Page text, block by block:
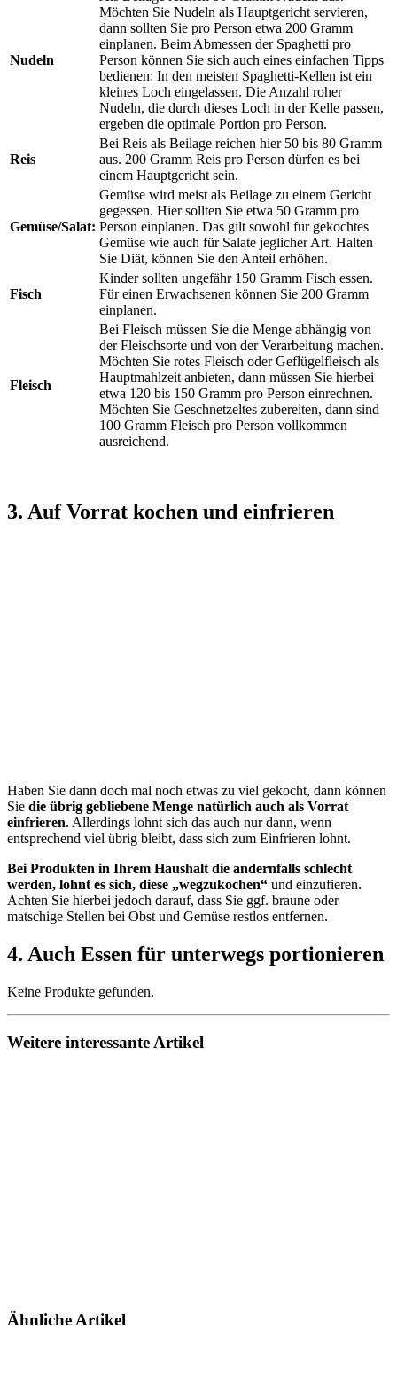
Nudeln
Möchten Sie Nudeln als Hauptgericht servieren,
dann sollten Sie pro Person etwa 200 Gramm
einplanen. Beim Abmessen der Spaghetti pro
Person können Sie sich auch eines einfachen Tipps
bedienen: In den meisten Spaghetti-Kellen ist ein
kleines Loch eingelassen. Die Anzahl roher
Nudeln, die durch dieses Loch in der Kelle passen,
ergeben die optimale Portion pro Person.
Reis
Bei Reis als Beilage reichen hier 50 bis 80 Gramm
aus. 200 Gramm Reis pro Person dürfen es bei
einem Hauptgericht sein.
Gemüse/Salat:
Gemüse wird meist als Beilage zu einem Gericht
gegessen. Hier sollten Sie etwa 50 Gramm pro
Person einplanen. Das gilt sowohl für gekochtes
Gemüse wie auch für Salate jeglicher Art. Halten
Sie Diät, können Sie den Anteil erhöhen.
Fisch
Kinder sollten ungefähr 150 Gramm Fisch essen.
Für einen Erwachsenen können Sie 200 Gramm
einplanen.
Fleisch
Bei Fleisch müssen Sie die Menge abhängig von
der Fleischsorte und von der Verarbeitung machen.
Möchten Sie rotes Fleisch oder Geflügelfleisch als
Hauptmahlzeit anbieten, dann müssen Sie hierbei
etwa 120 bis 150 Gramm pro Person einrechnen.
Möchten Sie Geschnetzeltes zubereiten, dann sind
100 Gramm Fleisch pro Person vollkommen
ausreichend.
3. Auf Vorrat kochen und einfrieren
Haben Sie dann doch mal noch etwas zu viel gekocht, dann können
Sie die übrig gebliebene Menge natürlich auch als Vorrat
einfrieren. Allerdings lohnt sich das auch nur dann, wenn
entsprechend viel übrig bleibt, dass sich zum Einfrieren lohnt.
Bei Produkten in Ihrem Haushalt die andernfalls schlecht
werden, lohnt es sich, diese „wegzukochen“ und einzufieren.
Achten Sie hierbei jedoch darauf, dass Sie ggf. braune oder
matschige Stellen bei Obst und Gemüse restlos entfernen.
4. Auch Essen für unterwegs portionieren
Keine Produkte gefunden.
Weitere interessante Artikel
Ähnliche Artikel